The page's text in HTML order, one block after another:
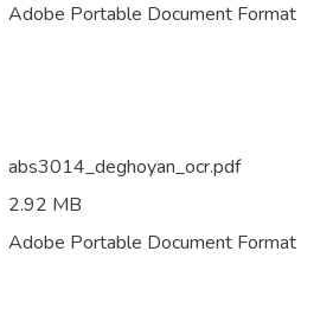
Adobe Portable Document Format
abs3014_deghoyan_ocr.pdf
2.92 MB
Adobe Portable Document Format